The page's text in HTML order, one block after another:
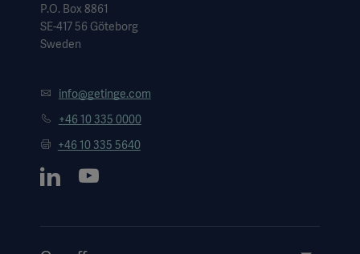
P.O. Box 8861
SE-417 56 Göteborg
Sweden
info@getinge.com
+46 10 335 0000
+46 10 335 5640